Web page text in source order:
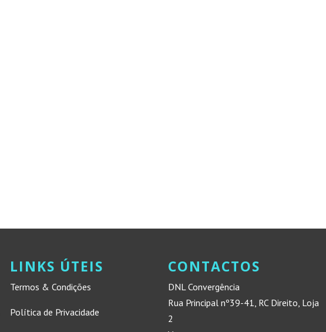
LINKS ÚTEIS
Termos & Condições
Política de Privacidade
CONTACTOS
DNL Convergência
Rua Principal nº39-41, RC Direito, Loja
2